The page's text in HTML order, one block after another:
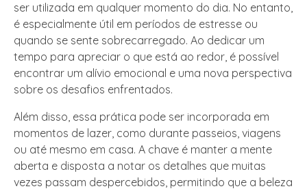
ser utilizada em qualquer momento do dia. No entanto,
é especialmente útil em períodos de estresse ou
quando se sente sobrecarregado. Ao dedicar um
tempo para apreciar o que está ao redor, é possível
encontrar um alívio emocional e uma nova perspectiva
sobre os desafios enfrentados.
Além disso, essa prática pode ser incorporada em
momentos de lazer, como durante passeios, viagens
ou até mesmo em casa. A chave é manter a mente
aberta e disposta a notar os detalhes que muitas
vezes passam despercebidos, permitindo que a beleza